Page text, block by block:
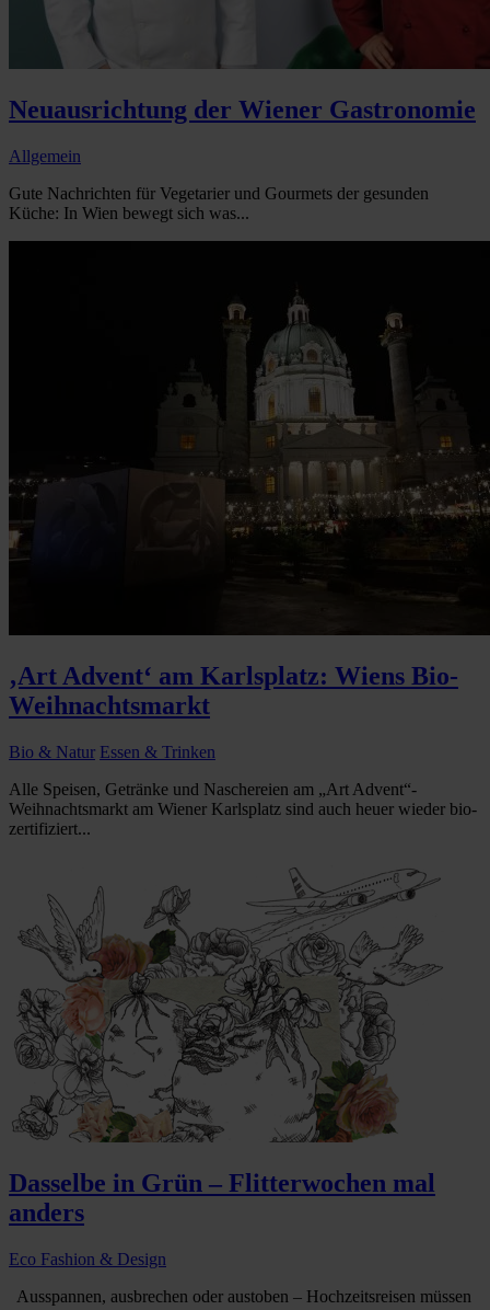
Neuausrichtung der Wiener Gastronomie
Allgemein
Gute Nachrichten für Vegetarier und Gourmets der gesunden
Küche: In Wien bewegt sich was...
‚Art Advent‘ am Karlsplatz: Wiens Bio-
Weihnachtsmarkt
Bio & Natur Essen & Trinken
Alle Speisen, Getränke und Naschereien am „Art Advent“-
Weihnachtsmarkt am Wiener Karlsplatz sind auch heuer wieder bio-
zertifiziert...
Dasselbe in Grün – Flitterwochen mal
anders
Eco Fashion & Design
Ausspannen, ausbrechen oder austoben – Hochzeitsreisen müssen